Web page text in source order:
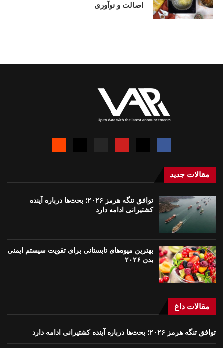
اصالت و نوآوری
مقالات جدید
توافق تنگه هرمز ۲۰۲۶؛ بحث‌ها درباره آینده
کشتیرانی ادامه دارد
بهترین میوه‌های تابستانی برای تقویت سیستم ایمنی
بدن ۲۰۲۶
مقالات داغ
توافق تنگه هرمز ۲۰۲۶؛ بحث‌ها درباره آینده کشتیرانی ادامه دارد